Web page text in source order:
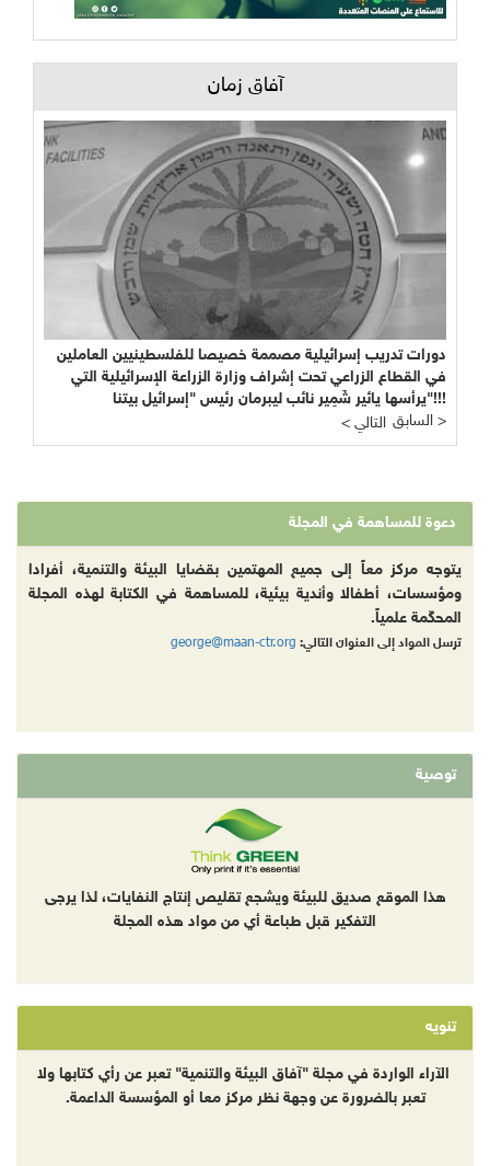
آفاق زمان
دورات تدريب إسرائيلية مصممة خصيصا للفلسطينيين العاملين
في القطاع الزراعي تحت إشراف وزارة الزراعة الإسرائيلية التي
يرأسها يائير شَمِير نائب ليبرمان رئيس "إسرائيل بيتنا"!!!
< التالي
السابق >
دعوة للمساهمة في المجلة
يتوجه مركز معاً إلى جميع المهتمين بقضايا البيئة والتنمية، أفرادا
ومؤسسات، أطفالا وأندية بيئية، للمساهمة في الكتابة لهذه المجلة
المحكّمة علمياً.
ترسل المواد إلى العنوان التالي: george@maan-ctr.org
توصية
هذا الموقع صديق للبيئة ويشجع تقليص إنتاج النفايات، لذا يرجى
التفكير قبل طباعة أي من مواد هذه المجلة
تنويه
الآراء الواردة في مجلة "آفاق البيئة والتنمية" تعبر عن رأي كتابها ولا
تعبر بالضرورة عن وجهة نظر مركز معا أو المؤسسة الداعمة.